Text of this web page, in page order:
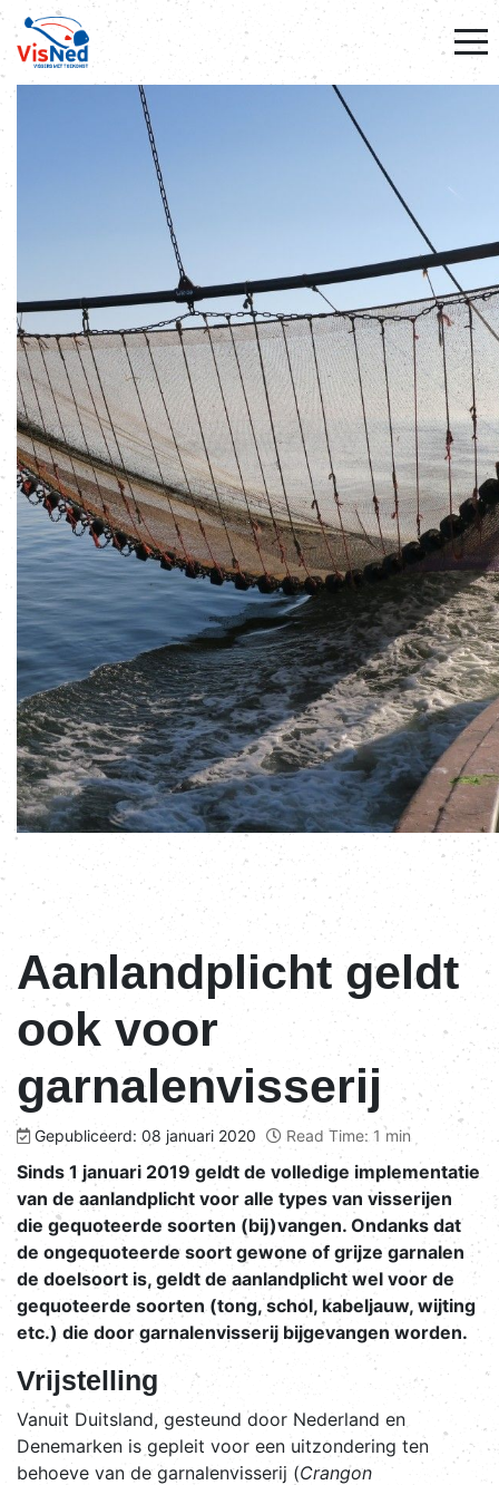
Aanlandplicht geldt
ook voor
garnalenvisserij
Gepubliceerd: 08 januari 2020 Read Time: 1 min
Sinds 1 januari 2019 geldt de volledige implementatie
van de aanlandplicht voor alle types van visserijen
die gequoteerde soorten (bij)vangen. Ondanks dat
de ongequoteerde soort gewone of grijze garnalen
de doelsoort is, geldt de aanlandplicht wel voor de
gequoteerde soorten (tong, schol, kabeljauw, wijting
etc.) die door garnalenvisserij bijgevangen worden.
Vrijstelling
Vanuit Duitsland, gesteund door Nederland en
Denemarken is gepleit voor een uitzondering ten
behoeve van de garnalenvisserij (Crangon